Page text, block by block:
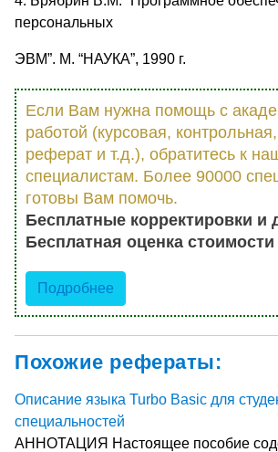
персональных
ЭВМ”. М. “НАУКА”, 1990 г.
Если Вам нужна помощь с
работой (курсовая,
реферат и т.д.), обратитесь к
специалистам. Более 90000
готовы Вам помочь.
Бесплатные корректировки и
Бесплатная оценка
Подробнее
Похожие рефераты:
Описание языка Turbo Basic для
специальностей
АННОТАЦИЯ Настоящее пособие